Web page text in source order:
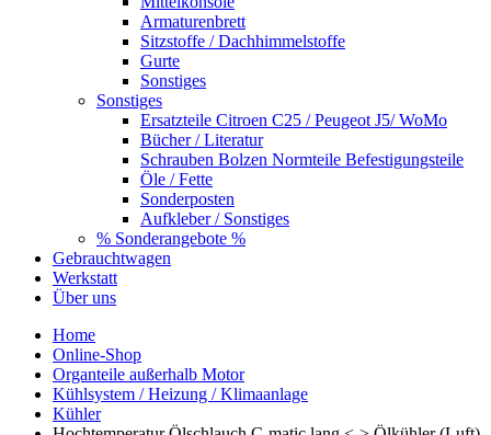
Armaturenbrett
Sitzstoffe / Dachhimmelstoffe
Gurte
Sonstiges
Sonstiges
Ersatzteile Citroen C25 / Peugeot J5/ WoMo
Bücher / Literatur
Schrauben Bolzen Normteile Befestigungsteile
Öle / Fette
Sonderposten
Aufkleber / Sonstiges
% Sonderangebote %
Gebrauchtwagen
Werkstatt
Über uns
Home
Online-Shop
Organteile außerhalb Motor
Kühlsystem / Heizung / Klimaanlage
Kühler